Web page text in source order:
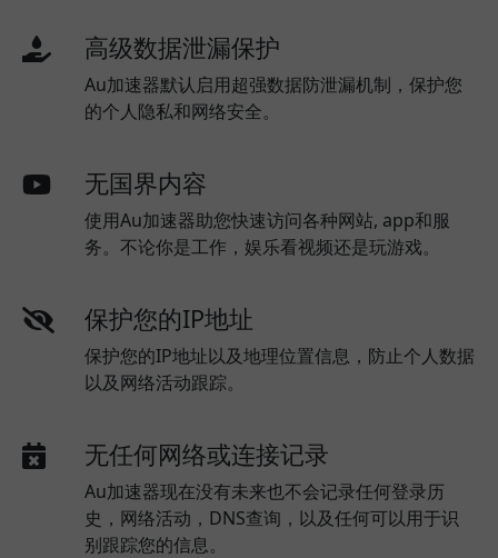
高级数据泄漏保护
Au加速器默认启用超强数据防泄漏机制，保护您
的个人隐私和网络安全。
无国界内容
使用Au加速器助您快速访问各种网站, app和服
务。不论你是工作，娱乐看视频还是玩游戏。
保护您的IP地址
保护您的IP地址以及地理位置信息，防止个人数据
以及网络活动跟踪。
无任何网络或连接记录
Au加速器现在没有未来也不会记录任何登录历
史，网络活动，DNS查询，以及任何可以用于识
别跟踪您的信息。